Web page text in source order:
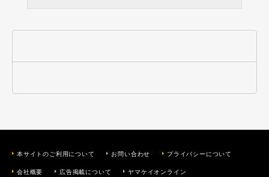
本サイトのご利用について お問い合わせ プライバシーについて
会社概要 広告掲載について ヤマケイオンライン